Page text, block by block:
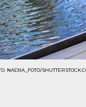
NADIIA_FOTO/